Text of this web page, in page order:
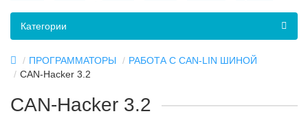
Категории
ПРОГРАММАТОРЫ
РАБОТА С CAN-LIN ШИНОЙ
CAN-Hacker 3.2
CAN-Hacker 3.2